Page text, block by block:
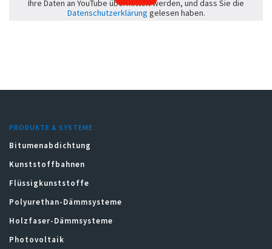
Ihre Daten an YouTube übermittelt werden, und dass Sie die
Datenschutzerklärung gelesen haben.
PRODUKTE & SYSTEME
Bitumenabdichtung
Kunststoffbahnen
Flüssigkunststoffe
Polyurethan-Dämmsysteme
Holzfaser-Dämmsysteme
Photovoltaik